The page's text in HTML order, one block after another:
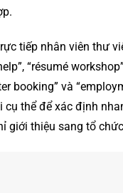
tiếp nhân viên thư
“résumé
booking” và
cụ thể để xác định
giới thiệu sang tổ